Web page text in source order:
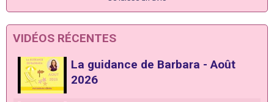
VIDÉOS RÉCENTES
La guidance de Barbara - Août
2026